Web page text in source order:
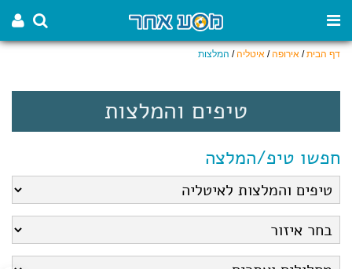
דף הבית/ אירופה/ איטליה/ המלצות
טיפים והמלצות
חפשו טיפ/המלצה